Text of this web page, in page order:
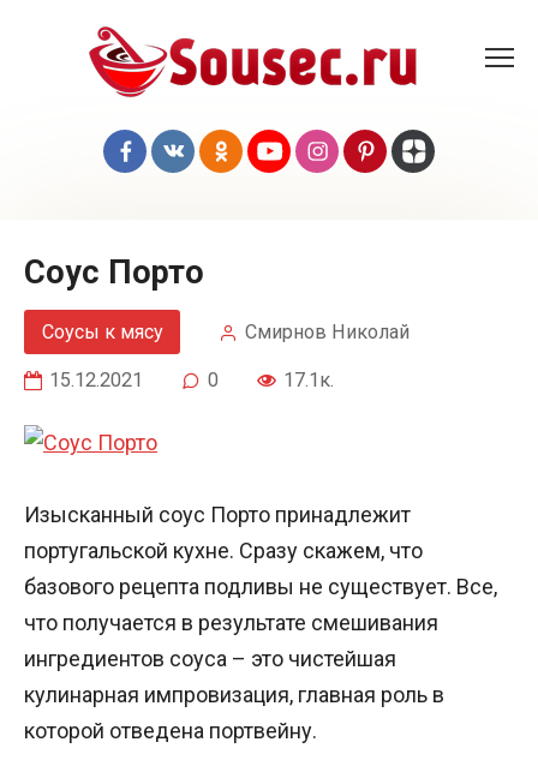
Соус Порто
Соусы к мясу Смирнов Николай
15.12.2021 0 17.1к.
Изысканный соус Порто принадлежит
португальской кухне. Сразу скажем, что
базового рецепта подливы не существует. Все,
что получается в результате смешивания
ингредиентов соуса – это чистейшая
кулинарная импровизация, главная роль в
которой отведена портвейну.